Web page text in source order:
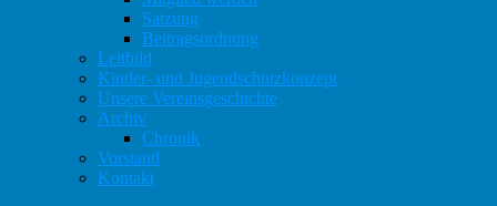
Satzung
Beitragsordnung
Leitbild
Kinder- und Jugendschutzkonzept
Unsere Vereinsgeschichte
Archiv
Chronik
Vorstand
Kontakt